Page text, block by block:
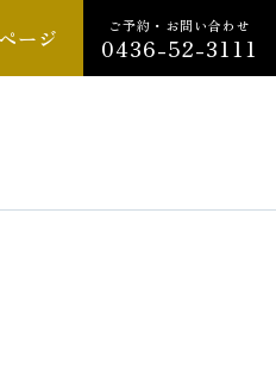
ージ ご予約・お問い合わせ
0436-52-3111